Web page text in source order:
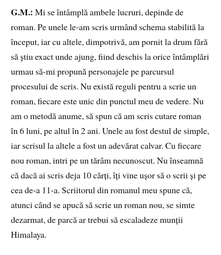
G.M.: Mi se întâmplă ambele lucruri, depinde de
roman. Pe unele le-am scris urmând schema stabilită la
început, iar cu altele, dimpotrivă, am pornit la drum fără
să știu exact unde ajung, fiind deschis la orice întâmplări
urmau să-mi propună personajele pe parcursul
procesului de scris. Nu există reguli pentru a scrie un
roman, fiecare este unic din punctul meu de vedere. Nu
am o metodă anume, să spun că am scris cutare roman
în 6 luni, pe altul în 2 ani. Unele au fost destul de simple,
iar scrisul la altele a fost un adevărat calvar. Cu fiecare
nou roman, intri pe un tărâm necunoscut. Nu înseamnă
că dacă ai scris deja 10 cărți, îți vine ușor să o scrii și pe
cea de-a 11-a. Scriitorul din romanul meu spune că,
atunci când se apucă să scrie un roman nou, se simte
dezarmat, de parcă ar trebui să escaladeze munții
Himalaya.